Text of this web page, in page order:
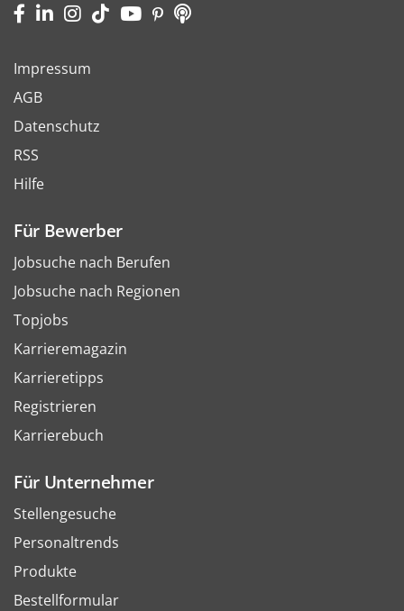
Impressum
AGB
Datenschutz
RSS
Hilfe
Für Bewerber
Jobsuche nach Berufen
Jobsuche nach Regionen
Topjobs
Karrieremagazin
Karrieretipps
Registrieren
Karrierebuch
Für Unternehmer
Stellengesuche
Personaltrends
Produkte
Bestellformular